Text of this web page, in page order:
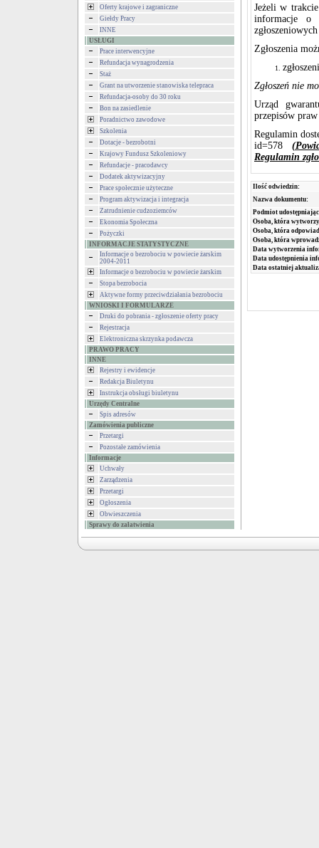
Oferty krajowe i zagraniczne
Giełdy Pracy
INNE
USŁUGI
Prace interwencyjne
Refundacja wynagrodzenia
Staż
Grant na utworzenie stanowiska telepraca
Refundacja-osoby do 30 roku
Bon na zasiedlenie
Poradnictwo zawodowe
Szkolenia
Dotacje - bezrobotni
Krajowy Fundusz Szkoleniowy
Refundacje - pracodawcy
Dodatek aktywizacyjny
Prace społecznie użyteczne
Program aktywizacja i integracja
Zatrudnienie cudzoziemców
Ekonomia Społeczna
Pożyczki
INFORMACJE STATYSTYCZNE
Informacje o bezrobociu w powiecie żarskim
2004-2011
Informacje o bezrobociu w powiecie żarskim
Stopa bezrobocia
Aktywne formy przeciwdziałania bezrobociu
WNIOSKI I FORMULARZE
Druki do pobrania - zgłoszenie oferty pracy
Rejestracja
Elektroniczna skrzynka podawcza
PRAWO PRACY
INNE
Rejestry i ewidencje
Redakcja Biuletynu
Instrukcja obsługi biuletynu
Urzędy Centralne
Spis adresów
Zamówienia publiczne
Przetargi
Pozostałe zamówienia
Informacje
Uchwały
Zarządzenia
Przetargi
Ogłoszenia
Obwieszczenia
Sprawy do załatwienia
Jeżeli w
informacje o
Zgłoszenia
Zgłoszeń nie
Urząd
przepisów praw
Regulamin
id=578
Regulamin
Ilość odwiedzin:
Nazwa dokumentu:
Podmiot
Osoba, która
Osoba, która
Osoba, która
Data wytworzenia
Data udostępnienia
Data ostatniej